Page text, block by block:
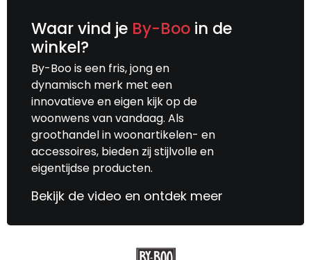
Waar vind je By-Boo in de
winkel?
By-Boo is een fris, jong en
dynamisch merk met een
innovatieve en eigen kijk op de
woonwens van vandaag. Als
groothandel in woonartikelen- en
accessoires, bieden zij stijlvolle en
eigentijdse producten.
Bekijk de video en ontdek meer